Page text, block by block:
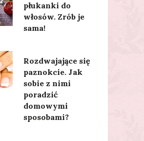
płukanki do
włosów. Zrób je
sama!
Rozdwajające się
paznokcie. Jak
sobie z nimi
poradzić
domowymi
sposobami?